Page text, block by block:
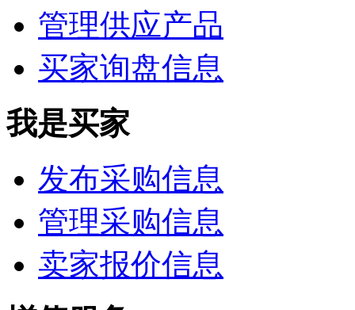
管理供应产品
买家询盘信息
我是买家
发布采购信息
管理采购信息
卖家报价信息